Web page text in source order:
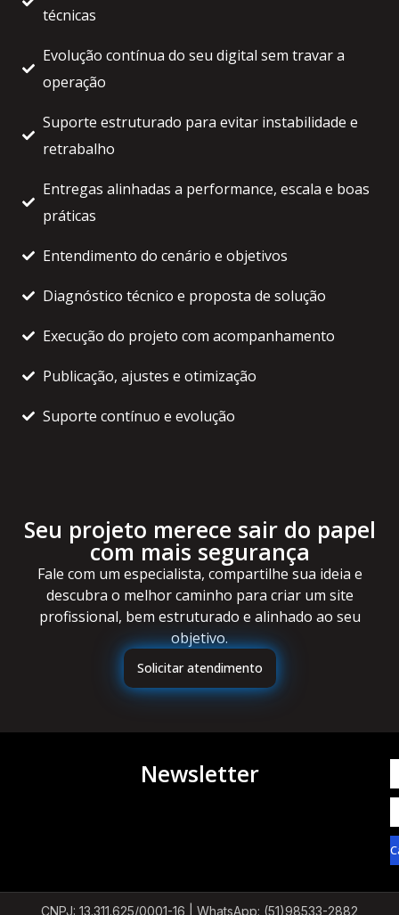
técnicas
Evolução contínua do seu digital sem travar a
operação
Suporte estruturado para evitar instabilidade e
retrabalho
Entregas alinhadas a performance, escala e boas
práticas
Entendimento do cenário e objetivos
Diagnóstico técnico e proposta de solução
Execução do projeto com acompanhamento
Publicação, ajustes e otimização
Suporte contínuo e evolução
Seu projeto merece sair do papel
com mais segurança
Fale com um especialista, compartilhe sua ideia e
descubra o melhor caminho para criar um site
profissional, bem estruturado e alinhado ao seu
objetivo.
Solicitar atendimento
Newsletter
CNPJ: 13.311.625/0001-16 | WhatsApp: (51)98533-2882